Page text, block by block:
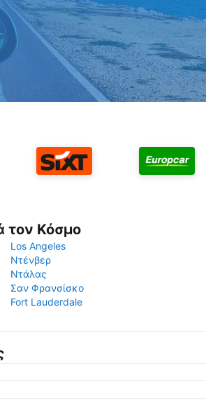
τον Κόσμο
Los Angeles
Ντένβερ
Ντάλας
Σαν Φρανσίσκο
Fort Lauderdale